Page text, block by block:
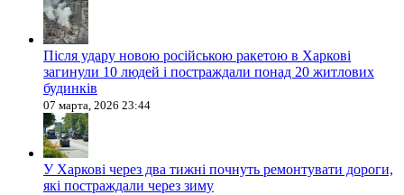
Після удару новою російською ракетою в Харкові
загинули 10 людей і постраждали понад 20 житлових
будинків
07 марта, 2026 23:44
У Харкові через два тижні почнуть ремонтувати дороги,
які постраждали через зиму